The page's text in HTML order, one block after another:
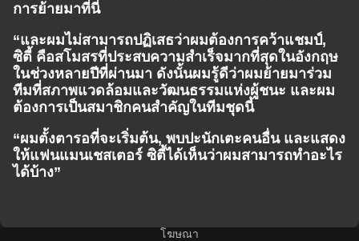
การย้ายมาที่นี่
“และผมไม่สามารถปฏิเสธว่าผมต้องการคว้าแชมป์,
ซิตี้ คือสโมสรที่ประสบความสำเร็จมากที่สุดในอังกฤษ
ในช่วงหลายปีที่ผ่านมา ดังนั้นผมรู้ดีว่าผมย้ายมาร่วม
ทีมที่สภาพแวดล้อมและวัฒนธรรมแห่งผู้ชนะ และผม
ต้องการเป็นสมาชิกคนสำคัญในทีมชุดนี้
“ผมตั้งตารอที่จะเริ่มต้น, พบปะนักเตะคนอื่น และแสดง
ให้แฟนแมนเชสเตอร์ ซิตี้ได้เห็นว่าผมสามารถทำอะไร
ได้บ้าง”
โฆษณา